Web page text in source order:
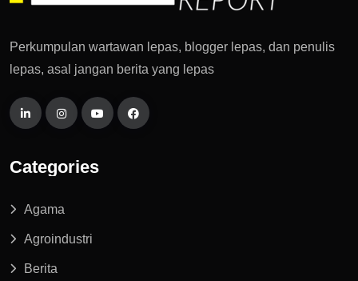
Perkumpulan wartawan lepas, blogger lepas, dan penulis
lepas, asal jangan berita yang lepas
Categories
Agama
Agroindustri
Berita